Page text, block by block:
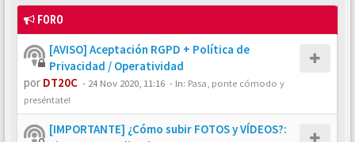
FORO
[AVISO] Aceptación RGPD + Política de
Privacidad / Operatividad
por DT20C - 24 Nov 2020, 11:16 - In: Pasa, ponte cómodo y
preséntate!
[IMPORTANTE] ¿Cómo subir FOTOS y VÍDEOS?: